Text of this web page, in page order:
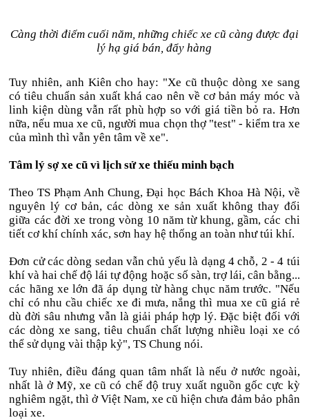
Càng thời điểm cuối năm, những chiếc xe cũ càng được đại
lý hạ giá bán, đẩy hàng
Tuy nhiên, anh Kiên cho hay: "Xe cũ thuộc dòng xe sang
có tiêu chuẩn sản xuất khá cao nên về cơ bản máy móc và
linh kiện dùng vẫn rất phù hợp so với giá tiền bỏ ra. Hơn
nữa, nếu mua xe cũ, người mua chọn thợ "test" - kiểm tra xe
của mình thì vẫn yên tâm về xe".
Tâm lý sợ xe cũ vì lịch sử xe thiếu minh bạch
Theo TS Phạm Anh Chung, Đại học Bách Khoa Hà Nội, về
nguyên lý cơ bản, các dòng xe sản xuất không thay đổi
giữa các đời xe trong vòng 10 năm từ khung, gầm, các chi
tiết cơ khí chính xác, sơn hay hệ thống an toàn như túi khí.
Đơn cử các dòng sedan vẫn chủ yếu là dạng 4 chỗ, 2 - 4 túi
khí và hai chế độ lái tự động hoặc số sàn, trợ lái, cân bằng...
các hãng xe lớn đã áp dụng từ hàng chục năm trước. "Nếu
chỉ có nhu cầu chiếc xe đi mưa, nắng thì mua xe cũ giá rẻ
dù đời sâu nhưng vẫn là giải pháp hợp lý. Đặc biệt đối với
các dòng xe sang, tiêu chuẩn chất lượng nhiều loại xe có
thể sử dụng vài thập kỷ", TS Chung nói.
Tuy nhiên, điều đáng quan tâm nhất là nếu ở nước ngoài,
nhất là ở Mỹ, xe cũ có chế độ truy xuất nguồn gốc cực kỳ
nghiêm ngặt, thì ở Việt Nam, xe cũ hiện chưa đảm bảo phân
loại xe.